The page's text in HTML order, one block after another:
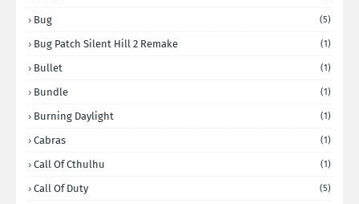
Bug (5)
Bug Patch Silent Hill 2 Remake (1)
Bullet (1)
Bundle (1)
Burning Daylight (1)
Cabras (1)
Call Of Cthulhu (1)
Call Of Duty (5)